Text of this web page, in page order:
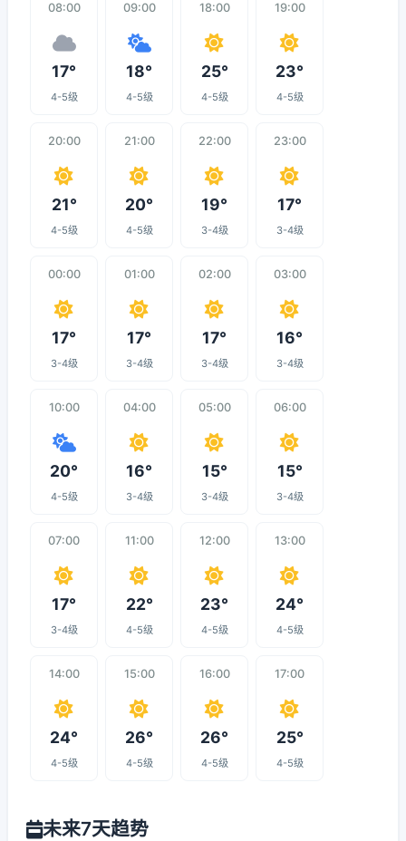
08:00
17°
4-5级
09:00
18°
4-5级
18:00
25°
4-5级
19:00
23°
4-5级
20:00
21°
4-5级
21:00
20°
4-5级
22:00
19°
3-4级
23:00
17°
3-4级
00:00
17°
3-4级
01:00
17°
3-4级
02:00
17°
3-4级
03:00
16°
3-4级
10:00
20°
4-5级
04:00
16°
3-4级
05:00
15°
3-4级
06:00
15°
3-4级
07:00
17°
3-4级
11:00
22°
4-5级
12:00
23°
4-5级
13:00
24°
4-5级
14:00
24°
4-5级
15:00
26°
4-5级
16:00
26°
4-5级
17:00
25°
4-5级
未来7天趋势